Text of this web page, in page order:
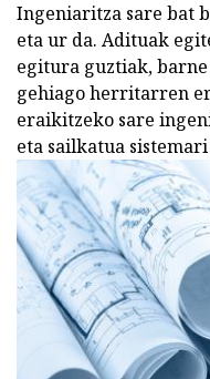
Ingeniaritza sare bat
eta ur da. Adituak
egitura guztiak,
gehiago herritarren
eraikitzeko sare
eta sailkatua